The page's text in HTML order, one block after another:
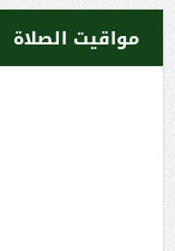
مواقيت الصلاة